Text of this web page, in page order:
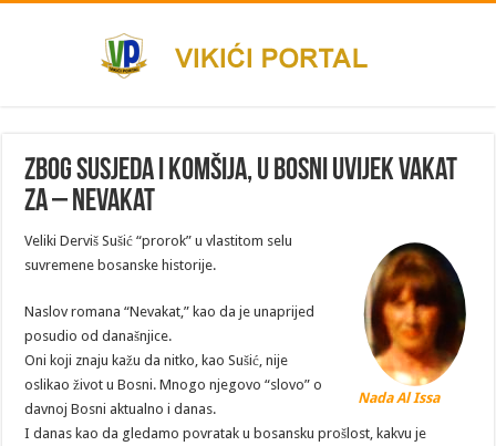
Zbog susjeda i komšija, u Bosni uvijek vakat
za – nevakat
Nada Al Issa
Veliki Derviš Sušić “prorok” u vlastitom selu
suvremene bosanske historije.
Naslov romana “Nevakat,” kao da je unaprijed
posudio od današnjice.
Oni koji znaju kažu da nitko, kao Sušić, nije
oslikao život u Bosni. Mnogo njegovo “slovo” o
davnoj Bosni aktualno i danas.
I danas kao da gledamo povratak u bosansku prošlost, kakvu je